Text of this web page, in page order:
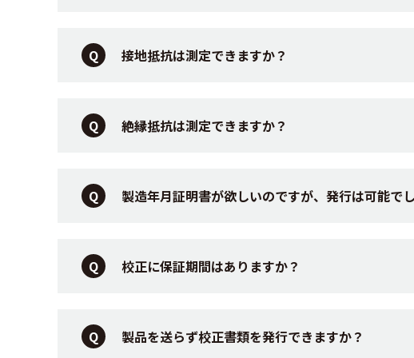
接地抵抗は測定できますか？
絶縁抵抗は測定できますか？
製造年月証明書が欲しいのですが、発行は可能で
校正に保証期間はありますか？
製品を送らず校正書類を発行できますか？